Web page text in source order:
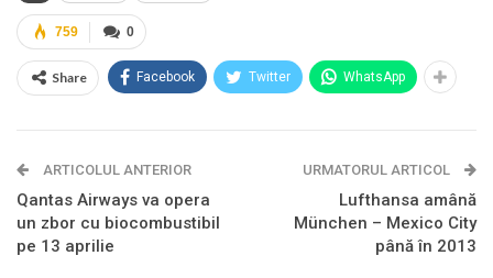
0
759
Share Facebook Twitter WhatsApp
ARTICOLUL ANTERIOR
Qantas Airways va opera
un zbor cu biocombustibil
pe 13 aprilie
URMATORUL ARTICOL
Lufthansa amână
München – Mexico City
până în 2013